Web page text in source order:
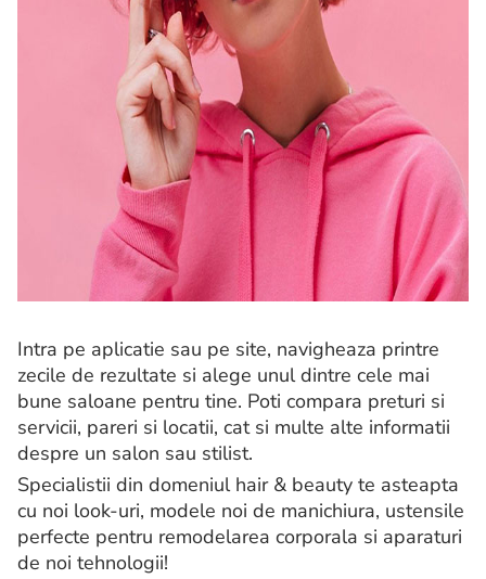
Intra pe aplicatie sau pe site, navigheaza printre
zecile de rezultate si alege unul dintre cele mai
bune saloane pentru tine. Poti compara preturi si
servicii, pareri si locatii, cat si multe alte informatii
despre un salon sau stilist.
Specialistii din domeniul hair & beauty te asteapta
cu noi look-uri, modele noi de manichiura, ustensile
perfecte pentru remodelarea corporala si aparaturi
de noi tehnologii!